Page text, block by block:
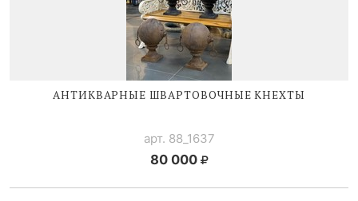
АНТИКВАРНЫЕ ШВАРТОВОЧНЫЕ КНЕХТЫ
арт. 88_1637
80 000